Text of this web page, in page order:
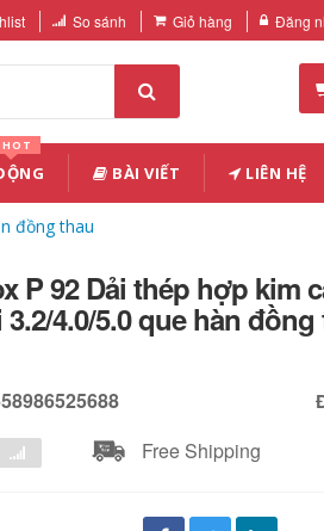
So sánh Giỏ hàng Đăng
HOT
BÀI VIẾT LIÊN HỆ
đồng thau
P 92 Dải thép hợp kim
3.2/4.0/5.0 que hàn
Free Shipping